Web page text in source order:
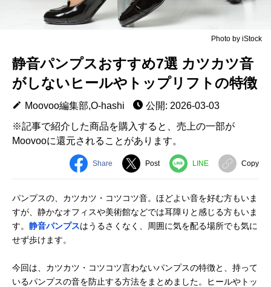
Photo by iStock
静音パンプスおすすめ7選 カツカツ音
がしないヒールやトップリフトの特徴
Moovoo編集部,O-hashi
公開: 2026-03-03
※記事で紹介した商品を購入すると、売上の一部が
Moovooに還元されることがあります。
Share Post LINE Copy
パンプスの、カツカツ・コツコツ音。ほどよい音を好む方もいま
すが、静かなオフィスや美術館などでは耳障りと感じる方もいま
す。 静音パンプスはうるさくなく、周囲に気を配る場所でも気に
せず歩けます。
今回は、カツカツ・コツコツ言わないパンプスの特徴と、持って
いるパンプスの音を防止する方法をまとめました。ヒールやトッ